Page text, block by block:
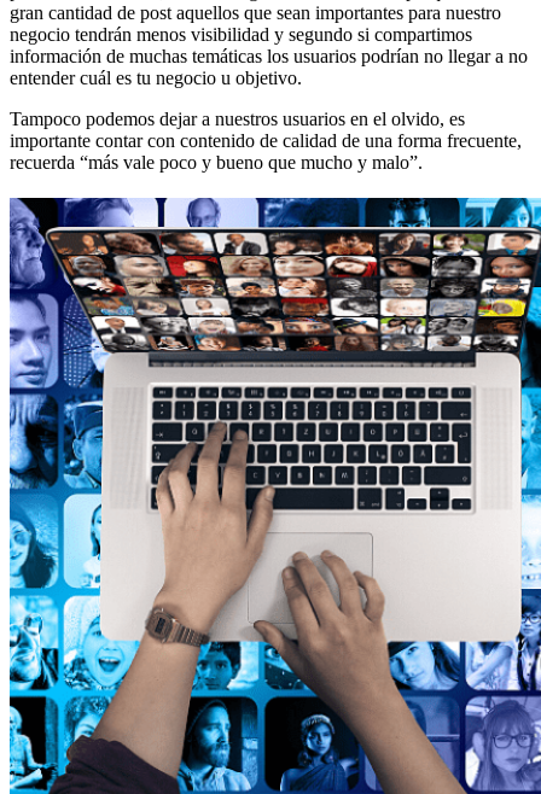
gran cantidad de post aquellos que sean importantes para nuestro
negocio tendrán menos visibilidad y segundo si compartimos
información de muchas temáticas los usuarios podrían no llegar a no
entender cuál es tu negocio u objetivo.
Tampoco podemos dejar a nuestros usuarios en el olvido, es
importante contar con contenido de calidad de una forma frecuente,
recuerda “más vale poco y bueno que mucho y malo”.